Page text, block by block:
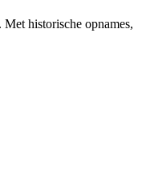
historische opnames,